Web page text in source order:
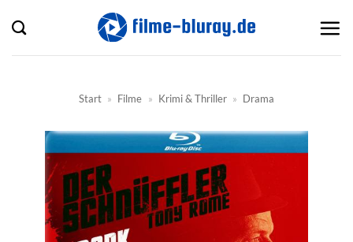
Inhalt
springen
Start » Filme » Krimi & Thriller » Drama